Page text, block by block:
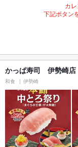
カ
下記ボタン
かっぱ寿司 伊勢崎店
和食 伊勢崎